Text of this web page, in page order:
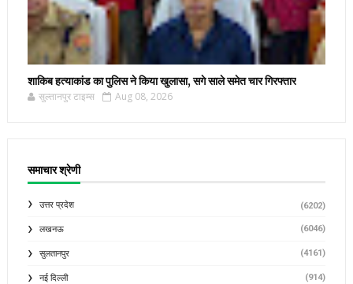
शाकिब हत्याकांड का पुलिस ने किया खुलासा, सगे साले समेत चार गिरफ्तार
सुल्तानपुर टाइम्स Aug 08, 2026
समाचार श्रेणी
उत्तर प्रदेश (6202)
लखनऊ (6046)
सुलतानपुर (4161)
नई दिल्ली (914)